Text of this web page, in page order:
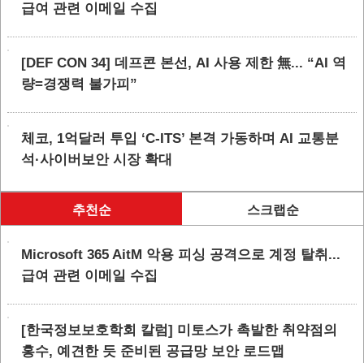
급여 관련 이메일 수집
[DEF CON 34] 데프콘 본선, AI 사용 제한 無... “AI 역
량=경쟁력 불가피”
체코, 1억달러 투입 ‘C-ITS’ 본격 가동하며 AI 교통분
석·사이버보안 시장 확대
추천순 스크랩순
Microsoft 365 AitM 악용 피싱 공격으로 계정 탈취...
급여 관련 이메일 수집
[한국정보보호학회 칼럼] 미토스가 촉발한 취약점의
홍수, 예견한 듯 준비된 공급망 보안 로드맵